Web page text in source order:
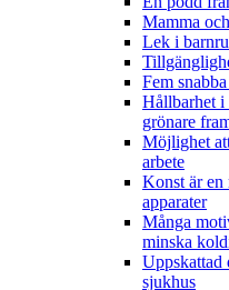
Mamma
Lek i
Fem
Hållbarhet i
grönare
Möjlighet
arbete
Konst är
apparater
Många
minska
Uppskattad
sjukhus